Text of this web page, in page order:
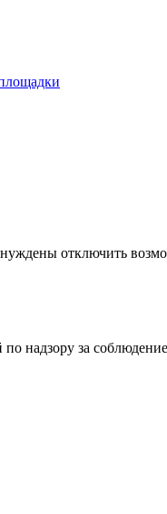
отключить
за